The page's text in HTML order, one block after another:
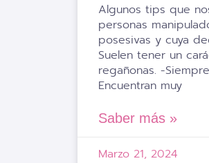
Algunos tips que
personas
posesivas y cuya
Suelen tener un
regañonas. -
Encuentran muy
Saber más »
Marzo 21, 2024